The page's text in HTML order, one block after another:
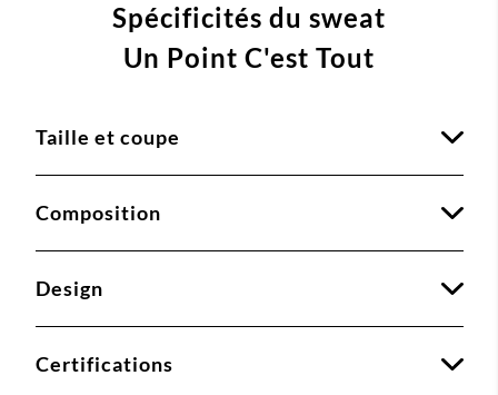
Spécificités du sweat
Un Point C'est Tout
Taille et coupe
Composition
Design
Certifications